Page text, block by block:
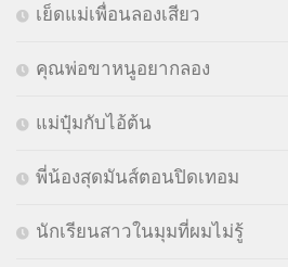
เย็ดแม่เพื่อนลองเสียว
คุณพ่อขาหนูอยากลอง
แม่ปุ๋มกับไอ้ต้น
พี่น้องสุดมันส์ตอนปิดเทอม
นักเรียนสาวในมุมที่ผมไม่รู้